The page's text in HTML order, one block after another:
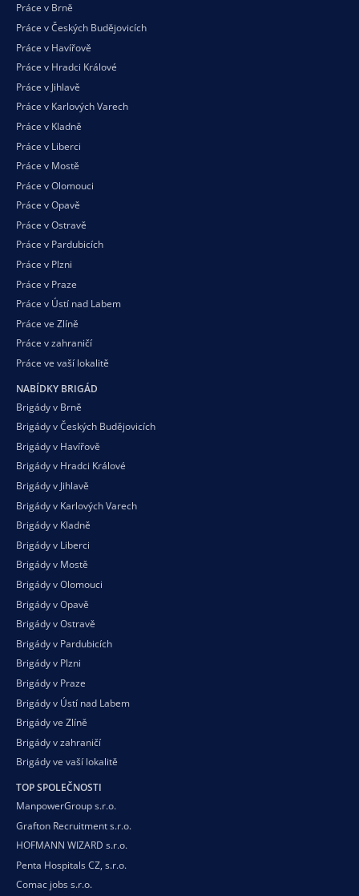
Práce v Brně
Práce v Českých Budějovicích
Práce v Havířově
Práce v Hradci Králové
Práce v Jihlavě
Práce v Karlových Varech
Práce v Kladně
Práce v Liberci
Práce v Mostě
Práce v Olomouci
Práce v Opavě
Práce v Ostravě
Práce v Pardubicích
Práce v Plzni
Práce v Praze
Práce v Ústí nad Labem
Práce ve Zlíně
Práce v zahraničí
Práce ve vaší lokalitě
NABÍDKY BRIGÁD
Brigády v Brně
Brigády v Českých Budějovicích
Brigády v Havířově
Brigády v Hradci Králové
Brigády v Jihlavě
Brigády v Karlových Varech
Brigády v Kladně
Brigády v Liberci
Brigády v Mostě
Brigády v Olomouci
Brigády v Opavě
Brigády v Ostravě
Brigády v Pardubicích
Brigády v Plzni
Brigády v Praze
Brigády v Ústí nad Labem
Brigády ve Zlíně
Brigády v zahraničí
Brigády ve vaší lokalitě
TOP SPOLEČNOSTI
ManpowerGroup s.r.o.
Grafton Recruitment s.r.o.
HOFMANN WIZARD s.r.o.
Penta Hospitals CZ, s.r.o.
Comac jobs s.r.o.